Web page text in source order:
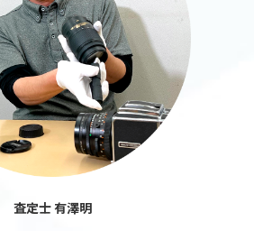
査定士 有澤明